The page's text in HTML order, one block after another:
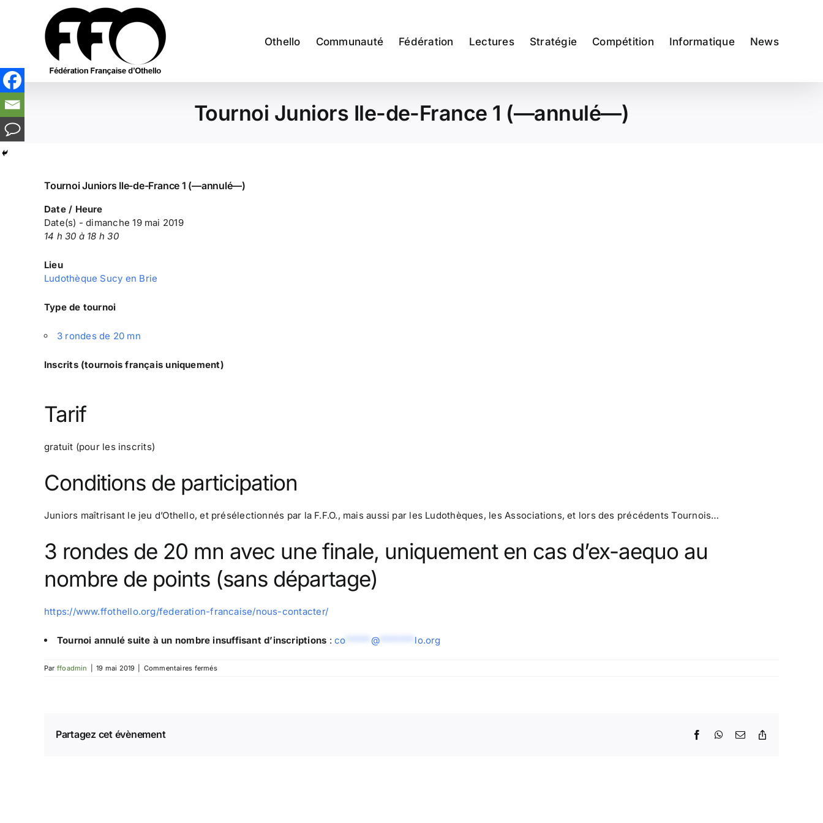
Othello Communauté Fédération Lectures Stratégie Compétition Informatique News
Tournoi Juniors Ile-de-France 1 (—annulé—)
Tournoi Juniors Ile-de-France 1 (—annulé—)
Date / Heure
Date(s) - dimanche 19 mai 2019
14 h 30 à 18 h 30
Lieu
Ludothèque Sucy en Brie
Type de tournoi
3 rondes de 20 mn
Inscrits (tournois français uniquement)
Tarif
gratuit (pour les inscrits)
Conditions de participation
Juniors maîtrisant le jeu d’Othello, et présélectionnés par la F.F.O., mais aussi par les Ludothèques, les Associations, et lors des précédents Tournois…
3 rondes de 20 mn avec une finale, uniquement en cas d’ex-aequo au
nombre de points (sans départage)
https://www.ffothello.org/federation-francaise/nous-contacter/
Tournoi annulé suite à un nombre insuffisant d’inscriptions : co @******* lo.org
Par ffoadmin 19 mai 2019 Commentaires ferméssur
Partagez cet évènement FacebookWhatsApp
Email